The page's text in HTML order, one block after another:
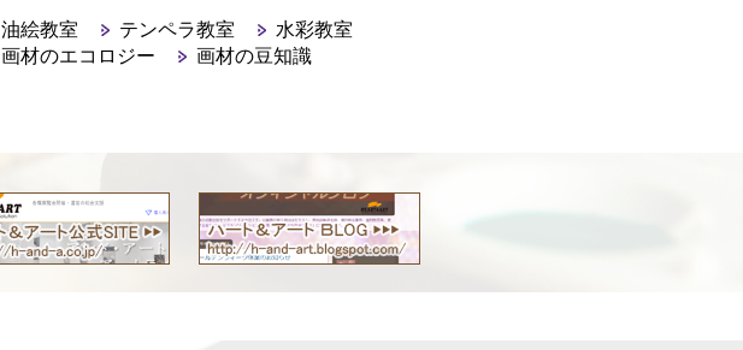
油絵教室 テンペラ教室
水彩教室
画材のエコロジー
画材の豆知識